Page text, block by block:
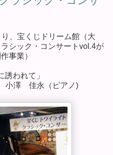
、宝くじドリーム館（大
シック・コンサートvol.4が
事業）
誘われて」
小澤 佳永（ピアノ)